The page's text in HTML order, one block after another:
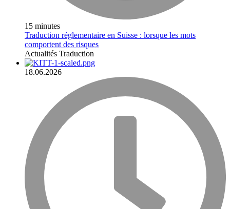
15 minutes
Traduction réglementaire en Suisse : lorsque les mots
comportent des risques
Actualités Traduction
18.06.2026